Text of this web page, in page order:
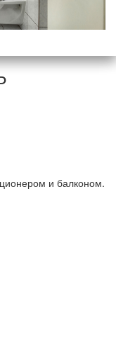
и балконом.